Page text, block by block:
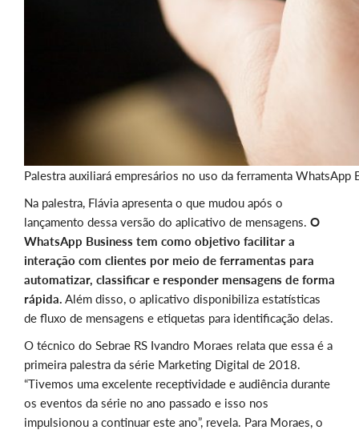
Palestra auxiliará empresários no uso da ferramenta WhatsApp
Na palestra, Flávia apresenta o que mudou após o
lançamento dessa versão do aplicativo de mensagens. O
WhatsApp Business tem como objetivo facilitar a
interação com clientes por meio de ferramentas para
automatizar, classificar e responder mensagens de forma
rápida. Além disso, o aplicativo disponibiliza estatísticas
de fluxo de mensagens e etiquetas para identificação delas.
O técnico do Sebrae RS Ivandro Moraes relata que essa é a
primeira palestra da série Marketing Digital de 2018.
“Tivemos uma excelente receptividade e audiência durante
os eventos da série no ano passado e isso nos
impulsionou a continuar este ano”, revela. Para Moraes, o